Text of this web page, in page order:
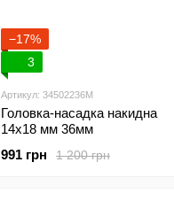
−17%
3
Артикул: 34502236M
Головка-насадка накидна
14х18 мм 36мм
1 200 грн
991 грн